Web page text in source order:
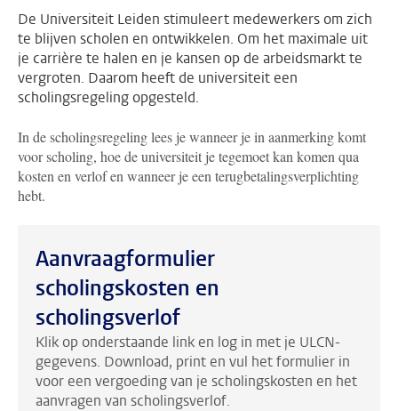
De Universiteit Leiden stimuleert medewerkers om zich
te blijven scholen en ontwikkelen. Om het maximale uit
je carrière te halen en je kansen op de arbeidsmarkt te
vergroten. Daarom heeft de universiteit een
scholingsregeling opgesteld.
In de scholingsregeling lees je wanneer je in aanmerking komt
voor scholing, hoe de universiteit je tegemoet kan komen qua
kosten en verlof en wanneer je een terugbetalingsverplichting
hebt.
Aanvraagformulier
scholingskosten en
scholingsverlof
Klik op onderstaande link en log in met je ULCN-
gegevens. Download, print en vul het formulier in
voor een vergoeding van je scholingskosten en het
aanvragen van scholingsverlof.